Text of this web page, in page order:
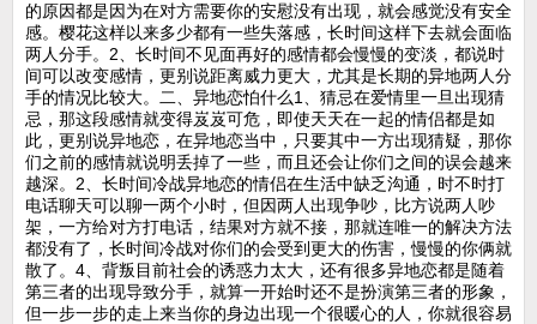
的原因都是因为在对方需要你的安慰没有出现，就会感觉没有安全
感。樱花这样以来多少都有一些失落感，长时间这样下去就会面临
两人分手。2、长时间不见面再好的感情都会慢慢的变淡，都说时
间可以改变感情，更别说距离威力更大，尤其是长期的异地两人分
手的情况比较大。二、异地恋怕什么1、猜忌在爱情里一旦出现猜
忌，那这段感情就变得岌岌可危，即使天天在一起的情侣都是如
此，更别说异地恋，在异地恋当中，只要其中一方出现猜疑，那你
们之前的感情就说明丢掉了一些，而且还会让你们之间的误会越来
越深。2、长时间冷战异地恋的情侣在生活中缺乏沟通，时不时打
电话聊天可以聊一两个小时，但因两人出现争吵，比方说两人吵
架，一方给对方打电话，结果对方就不接，那就连唯一的解决方法
都没有了，长时间冷战对你们的会受到更大的伤害，慢慢的你俩就
散了。4、背叛目前社会的诱惑力太大，还有很多异地恋都是随着
第三者的出现导致分手，就算一开始时还不是扮演第三者的形象，
但一步一步的走上来当你的身边出现一个很暖心的人，你就很容易